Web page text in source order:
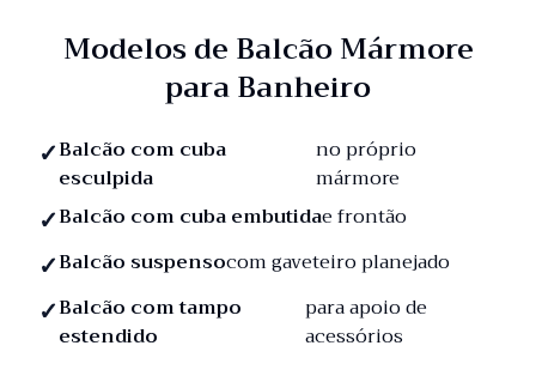
Modelos de Balcão Mármore
para Banheiro
Balcão com cuba
esculpida
no próprio
mármore
Balcão com cuba embutidae frontão
Balcão suspensocom gaveteiro planejado
Balcão com tampo
estendido
para apoio de
acessórios